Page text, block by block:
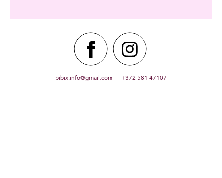
bibix.info@gmail.com +372 581 47107